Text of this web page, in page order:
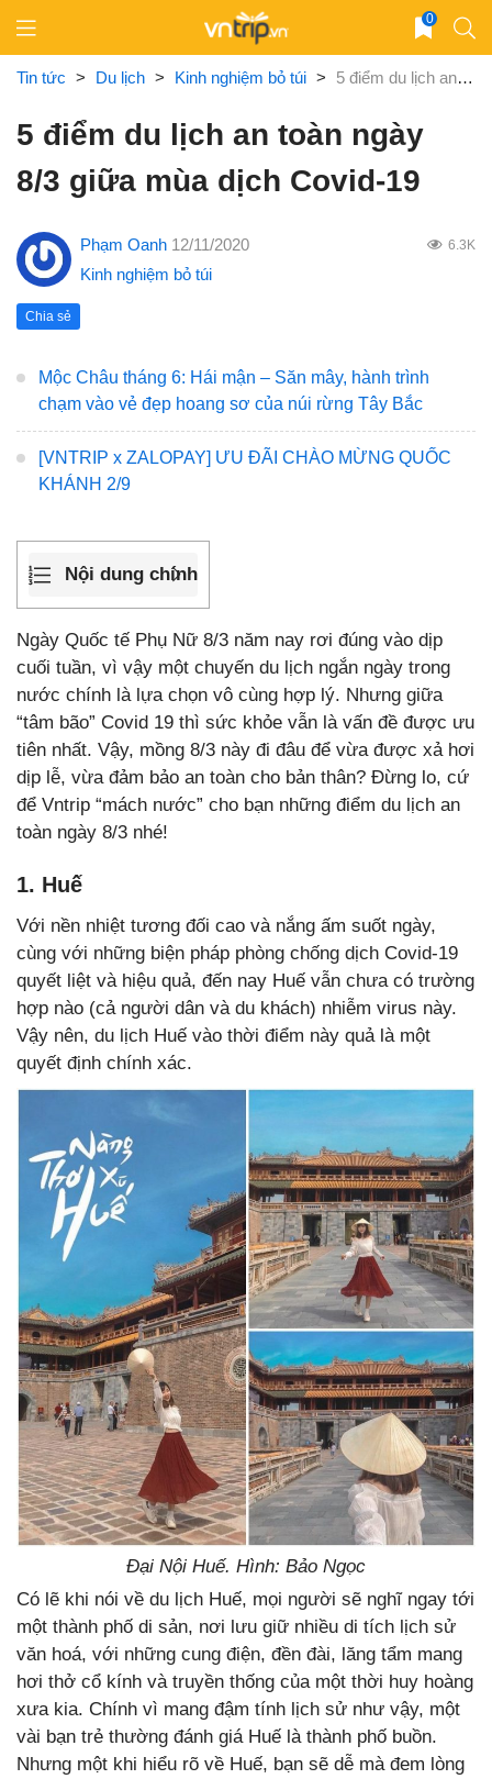
content
0
Tin tức > Du lịch > Kinh nghiệm bỏ túi > 5 điểm du lịch an toàn ngày 8/3 giữa mùa dịch Covid-19
5 điểm du lịch an toàn ngày
8/3 giữa mùa dịch Covid-19
Phạm Oanh 12/11/2020 6.3K
Kinh nghiệm bỏ túi
Chia sẻ
Mộc Châu tháng 6: Hái mận – Săn mây, hành trình
chạm vào vẻ đẹp hoang sơ của núi rừng Tây Bắc
[VNTRIP x ZALOPAY] ƯU ĐÃI CHÀO MỪNG QUỐC
KHÁNH 2/9
Nội dung chính
Ngày Quốc tế Phụ Nữ 8/3 năm nay rơi đúng vào dịp
cuối tuần, vì vậy một chuyến du lịch ngắn ngày trong
nước chính là lựa chọn vô cùng hợp lý. Nhưng giữa
“tâm bão” Covid 19 thì sức khỏe vẫn là vấn đề được ưu
tiên nhất. Vậy, mồng 8/3 này đi đâu để vừa được xả hơi
dịp lễ, vừa đảm bảo an toàn cho bản thân? Đừng lo, cứ
để Vntrip “mách nước” cho bạn những điểm du lịch an
toàn ngày 8/3 nhé!
1. Huế
Với nền nhiệt tương đối cao và nắng ấm suốt ngày,
cùng với những biện pháp phòng chống dịch Covid-19
quyết liệt và hiệu quả, đến nay Huế vẫn chưa có trường
hợp nào (cả người dân và du khách) nhiễm virus này.
Vậy nên, du lịch Huế vào thời điểm này quả là một
quyết định chính xác.
Đại Nội Huế. Hình: Bảo Ngọc
Có lẽ khi nói về du lịch Huế, mọi người sẽ nghĩ ngay tới
một thành phố di sản, nơi lưu giữ nhiều di tích lịch sử
văn hoá, với những cung điện, đền đài, lăng tẩm mang
hơi thở cổ kính và truyền thống của một thời huy hoàng
xưa kia. Chính vì mang đậm tính lịch sử như vậy, một
vài bạn trẻ thường đánh giá Huế là thành phố buồn.
Nhưng một khi hiểu rõ về Huế, bạn sẽ dễ mà đem lòng